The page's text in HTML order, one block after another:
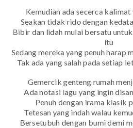
Kemudian ada secerca
Seakan tidak rido dengan
Bibir dan lidah mulai bersatu
itu
Sedang mereka yang penuh harap
Tak ada yang salah pada setiap
Gemercik genteng rumah
Ada notasi lagu yang ingin
Penuh dengan irama klasik
Tetesan yang indah walau
Bersetubuh dengan bumi demi